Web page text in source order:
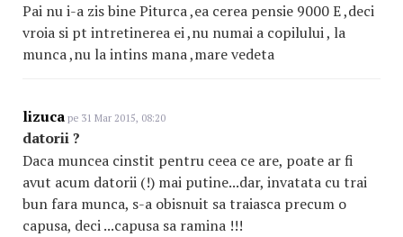
Pai nu i-a zis bine Piturca ,ea cerea pensie 9000 E ,deci
vroia si pt intretinerea ei ,nu numai a copilului , la
munca ,nu la intins mana ,mare vedeta
lizuca pe 31 Mar 2015, 08:20
datorii ?
Daca muncea cinstit pentru ceea ce are, poate ar fi
avut acum datorii (!) mai putine...dar, invatata cu trai
bun fara munca, s-a obisnuit sa traiasca precum o
capusa, deci ...capusa sa ramina !!!